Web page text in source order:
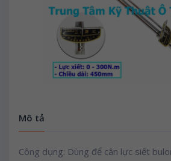
Mô tả
Công dụng: Dùng để cân lực siết